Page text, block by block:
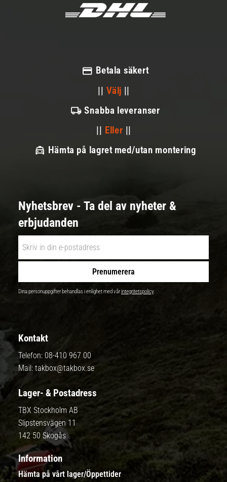
Betala säkert
|| Välj ||
Snabba leveranser
|| Eller ||
Hämta på lagret med/utan montering
Nyhetsbrev - Ta del av nyheter &
erbjudanden
Prenumerera
Dina personuppgifter behandlas i enlighet med vårintegritetspolicy.
Kontakt
Telefon: 08-410 967 00
Mail: takbox@takbox.se
Lager- & Postadress
TBX Stockholm AB
Slipstensvägen 11
142 50 Skogås
Information
Hämta på vårt lager/Öppettider